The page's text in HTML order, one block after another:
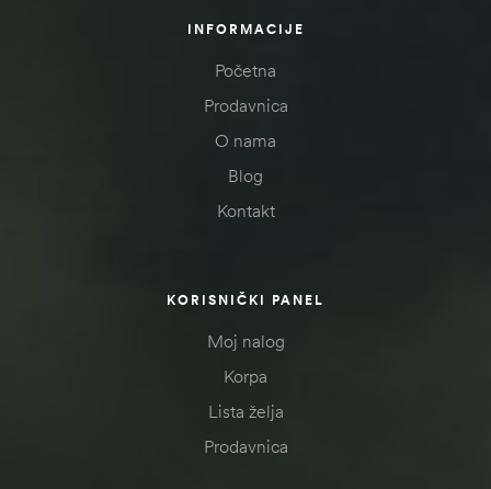
INFORMACIJE
Početna
Prodavnica
O nama
Blog
Kontakt
KORISNIČKI PANEL
Moj nalog
Korpa
Lista želja
Prodavnica